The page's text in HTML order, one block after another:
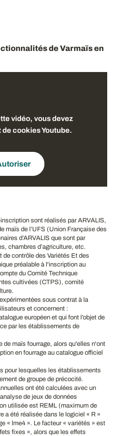
de Varmaïs en
vidéo, vous devez
cookies Youtube.
sont réalisés par ARVALIS,
maïs de l’UFS (Union Française des
d’ARVALIS que sont par
chambres d’agriculture, etc.
contrôle des Variétés Et des
préalable à l'inscription au
du Comité Technique
cultivées (CTPS), comité
sous contrat à la
et concernent :
européen et qui font l’objet de
par les établissements de
de maïs fourrage, alors qu'elles n'ont
en fourrage au catalogue officiel
pour lesquelles les établissements
de groupe de précocité.
ont été calculées avec un
de jeux de données
utilisée est REML (maximum de
été réalisée dans le logiciel « R »
« lme4 ». Le facteur « variétés » est
fixes », alors que les effets